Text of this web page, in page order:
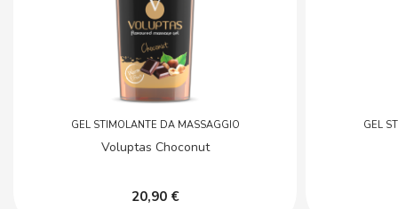
GEL STIMOLANTE DA MASSAGGIO
Voluptas Choconut
20,90 €
GEL